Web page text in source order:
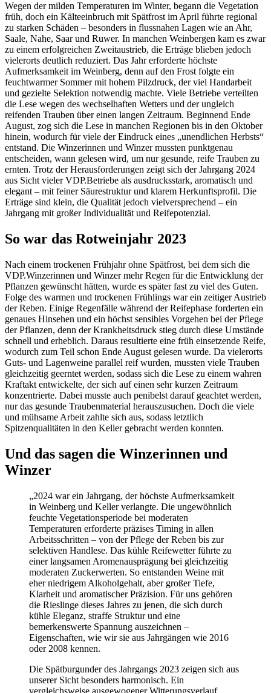
Wegen der milden Temperaturen im Winter, begann die Vegetation
früh, doch ein Kälteeinbruch mit Spätfrost im April führte regional
zu starken Schäden – besonders in flussnahen Lagen wie an Ahr,
Saale, Nahe, Saar und Ruwer. In manchen Weinbergen kam es zwar
zu einem erfolgreichen Zweitaustrieb, die Erträge blieben jedoch
vielerorts deutlich reduziert. Das Jahr erforderte höchste
Aufmerksamkeit im Weinberg, denn auf den Frost folgte ein
feuchtwarmer Sommer mit hohem Pilzdruck, der viel Handarbeit
und gezielte Selektion notwendig machte. Viele Betriebe verteilten
die Lese wegen des wechselhaften Wetters und der ungleich
reifenden Trauben über einen langen Zeitraum. Beginnend Ende
August, zog sich die Lese in manchen Regionen bis in den Oktober
hinein, wodurch für viele der Eindruck eines „unendlichen Herbsts“
entstand. Die Winzerinnen und Winzer mussten punktgenau
entscheiden, wann gelesen wird, um nur gesunde, reife Trauben zu
ernten. Trotz der Herausforderungen zeigt sich der Jahrgang 2024
aus Sicht vieler VDP.Betriebe als ausdrucksstark, aromatisch und
elegant – mit feiner Säurestruktur und klarem Herkunftsprofil. Die
Erträge sind klein, die Qualität jedoch vielversprechend – ein
Jahrgang mit großer Individualität und Reifepotenzial.
So war das Rotweinjahr 2023
Nach einem trockenen Frühjahr ohne Spätfrost, bei dem sich die
VDP.Winzerinnen und Winzer mehr Regen für die Entwicklung der
Pflanzen gewünscht hätten, wurde es später fast zu viel des Guten.
Folge des warmen und trockenen Frühlings war ein zeitiger Austrieb
der Reben. Einige Regenfälle während der Reifephase forderten ein
genaues Hinsehen und ein höchst sensibles Vorgehen bei der Pflege
der Pflanzen, denn der Krankheitsdruck stieg durch diese Umstände
schnell und erheblich. Daraus resultierte eine früh einsetzende Reife,
wodurch zum Teil schon Ende August gelesen wurde. Da vielerorts
Guts- und Lagenweine parallel reif wurden, mussten viele Trauben
gleichzeitig geerntet werden, sodass sich die Lese zu einem wahren
Kraftakt entwickelte, der sich auf einen sehr kurzen Zeitraum
konzentrierte. Dabei musste auch penibelst darauf geachtet werden,
nur das gesunde Traubenmaterial herauszusuchen. Doch die viele
und mühsame Arbeit zahlte sich aus, sodass letztlich
Spitzenqualitäten in den Keller gebracht werden konnten.
Und das sagen die Winzerinnen und
Winzer
„2024 war ein Jahrgang, der höchste Aufmerksamkeit
in Weinberg und Keller verlangte. Die ungewöhnlich
feuchte Vegetationsperiode bei moderaten
Temperaturen erforderte präzises Timing in allen
Arbeitsschritten – von der Pflege der Reben bis zur
selektiven Handlese. Das kühle Reifewetter führte zu
einer langsamen Aromenausprägung bei gleichzeitig
moderaten Zuckerwerten. So entstanden Weine mit
eher niedrigem Alkoholgehalt, aber großer Tiefe,
Klarheit und aromatischer Präzision. Für uns gehören
die Rieslinge dieses Jahres zu jenen, die sich durch
kühle Eleganz, straffe Struktur und eine
bemerkenswerte Spannung auszeichnen –
Eigenschaften, wie wir sie aus Jahrgängen wie 2016
oder 2008 kennen.
Die Spätburgunder des Jahrgangs 2023 zeigen sich aus
unserer Sicht besonders harmonisch. Ein
vergleichsweise ausgewogener Witterungsverlauf